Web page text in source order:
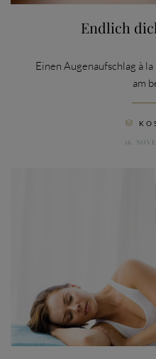
Endlich
Einen Augenaufschlag à
am

16.